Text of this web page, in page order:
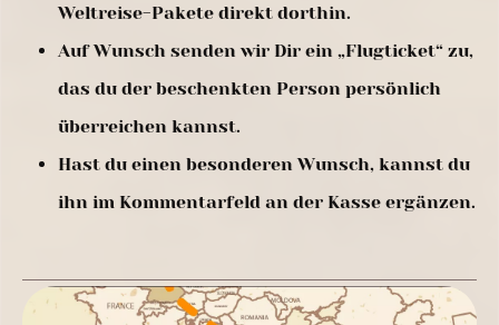
Weltreise-Pakete direkt dorthin.
Auf Wunsch senden wir Dir ein „Flugticket“ zu,
das du der beschenkten Person persönlich
überreichen kannst.
Hast du einen besonderen Wunsch, kannst du
ihn im Kommentarfeld an der Kasse ergänzen.